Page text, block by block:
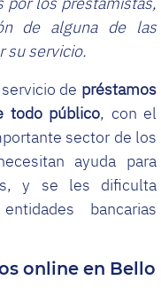
de alguna de las
su servicio.
de préstamos
todo público, con el
sector de los
ayuda para
y se les dificulta
bancarias
online en Bello